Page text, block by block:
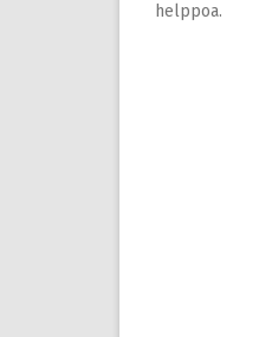
helppoa.